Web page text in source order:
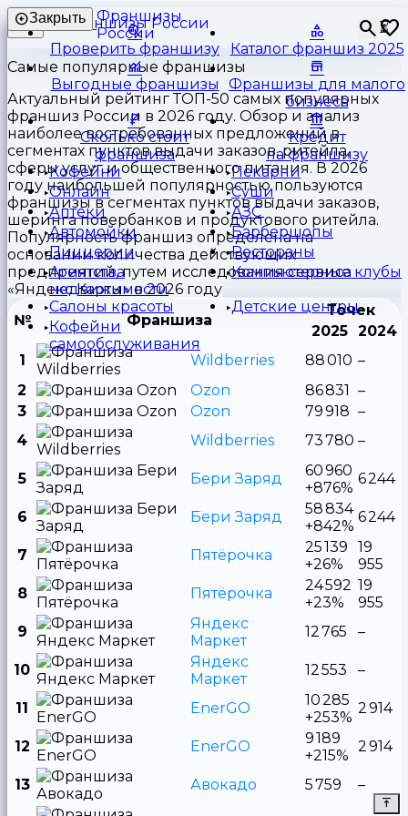
Франшизы
России
⏳
Закрыть
Проверить франшизу Каталог франшиз 2025
Выгодные франшизы
Франшизы для малого
бизнеса
Сколько стоит
франшиза
Кредит
на франшизу
Кофейни
Пекарни
Онлайн
Суши
Аптеки
АЗС
Автомойки
Барбершопы
Пиццерии
Рестораны
Агентства
недвижимости
Компьютерные клубы
Салоны красоты
Детские центры
Кофейни
самообслуживания
Самые популярные франшизы
Актуальный рейтинг ТОП-50 самых популярных
франшиз России в 2026 году. Обзор и анализ
наиболее востребованных предложений в
сегментах пунктов выдачи заказов, ритейла,
сферы услуг и общественного питания. В 2026
году наибольшей популярностью пользуются
франшизы в сегментах пунктов выдачи заказов,
шеринга повербанков и продуктового ритейла.
Популярность франшиз определена на
основании количества действующих
предприятий, путем исследования сервиса
«Яндекс Карты» в 2026 году
№
Франшиза
Точек
2025 2024
1
Wildberries 88 010 –
2
Ozon 86 831 –
3
Ozon 79 918 –
4
Wildberries 73 780 –
5 Бери Заряд
60 960
+876%
6 244
6 Бери Заряд
58 834
+842%
6 244
7 Пятёрочка
25 139
+26%
19
955
8
Пятёрочка
24 592
+23%
19
955
9
Яндекс
Маркет
12 765 –
10
Яндекс
Маркет
12 553 –
11 EnerGO
10 285
+253%
2 914
12 EnerGO
9 189
+215%
2 914
13 Авокадо 5 759 –